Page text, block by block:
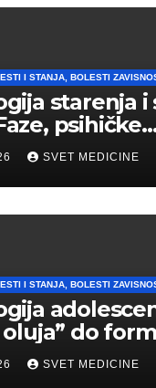
I STANJA, BOLESTI
starenja i
psihičke
i tipovi
SVET MEDICINE
I STANJA, BOLESTI
oluja” do
identiteta
SVET MEDICINE